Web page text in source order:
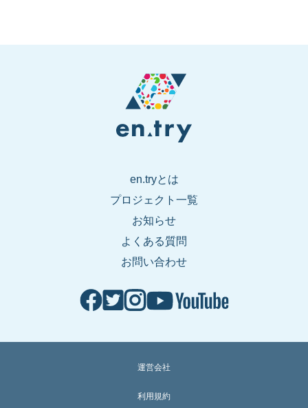
en.tryとは
プロジェクト一覧
お知らせ
よくある質問
お問い合わせ
運営会社
利用規約